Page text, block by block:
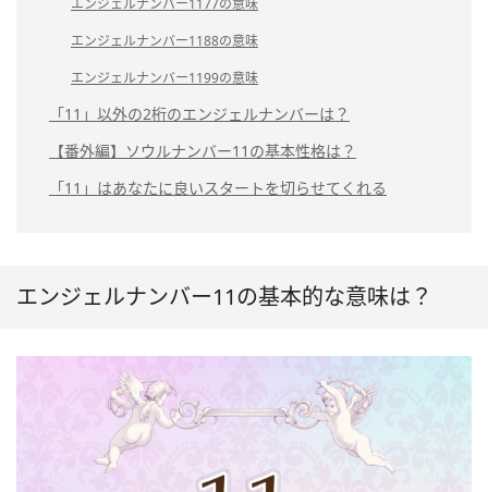
エンジェルナンバー1188の意味
エンジェルナンバー1199の意味
「11」以外の2桁のエンジェルナンバーは？
【番外編】ソウルナンバー11の基本性格は？
「11」はあなたに良いスタートを切らせてくれる
エンジェルナンバー11の基本的な意味は？